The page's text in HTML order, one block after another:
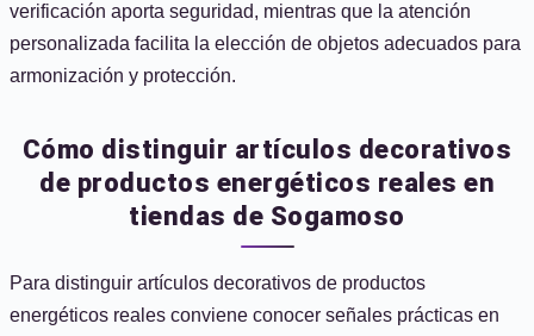
verificación aporta seguridad, mientras que la atención
personalizada facilita la elección de objetos adecuados para
armonización y protección.
Cómo distinguir artículos decorativos
de productos energéticos reales en
tiendas de Sogamoso
Para distinguir artículos decorativos de productos
energéticos reales conviene conocer señales prácticas en